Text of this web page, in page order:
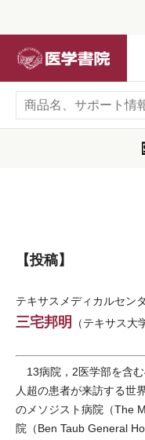
【投稿】
テキサスメディカルセン
三宅邦明 （テキサス大
13病院，2医学部を含
人超の患者が来訪する世
のメソジスト病院（The
院（Ben Taub General